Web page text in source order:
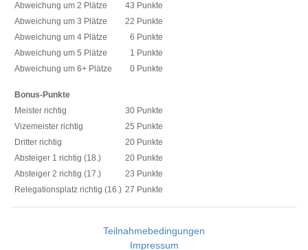
Abweichung um 2 Plätze
43 Punkte
Abweichung um 3 Plätze
22 Punkte
Abweichung um 4 Plätze
6 Punkte
Abweichung um 5 Plätze
1 Punkte
Abweichung um 6+ Plätze
0 Punkte
Bonus-Punkte
Meister richtig
30 Punkte
Vizemeister richtig
25 Punkte
Dritter richtig
20 Punkte
Absteiger 1 richtig (18.)
20 Punkte
Absteiger 2 richtig (17.)
23 Punkte
Relegationsplatz richtig (16.) 27 Punkte
Teilnahmebedingungen
Impressum